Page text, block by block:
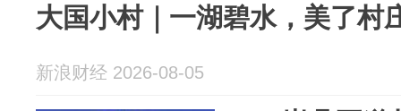
大国小村｜一湖碧水，美了村
新浪财经 2026-08-05